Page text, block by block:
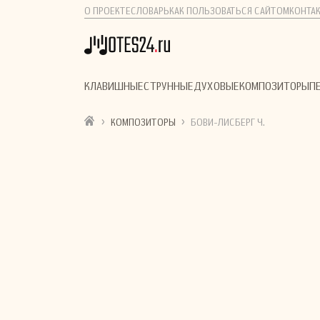
О ПРОЕКТЕСЛОВАРЬ КАК ПОЛЬЗОВАТЬСЯ САЙТОМ
КЛАВИШНЫЕСТРУННЫЕДУХОВЫЕКОМПОЗИТОРЫ
› КОМПОЗИТОРЫ › БОВИ-ЛИСБЕРГ Ч.